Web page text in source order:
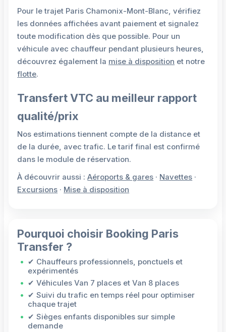
Pour le trajet Paris Chamonix-Mont-Blanc, vérifiez
les données affichées avant paiement et signalez
toute modification dès que possible. Pour un
véhicule avec chauffeur pendant plusieurs heures,
découvrez également la mise à disposition et notre
flotte.
Transfert VTC au meilleur rapport
qualité/prix
Nos estimations tiennent compte de la distance et
de la durée, avec trafic. Le tarif final est confirmé
dans le module de réservation.
À découvrir aussi :Aéroports & gares · Navettes ·
Excursions · Mise à disposition
Pourquoi choisir Booking Paris
Transfer ?
✔ Chauffeurs professionnels, ponctuels et
expérimentés
✔ Véhicules Van 7 places et Van 8 places
✔ Suivi du trafic en temps réel pour optimiser
chaque trajet
✔ Sièges enfants disponibles sur simple
demande